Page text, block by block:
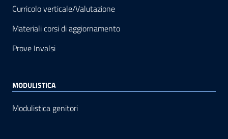
Curricolo verticale/Valutazione
Materiali corsi di aggiornamento
Prove Invalsi
MODULISTICA
Modulistica genitori